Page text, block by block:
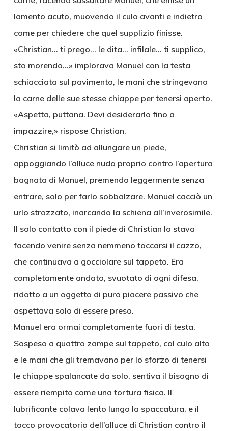
lamento acuto, muovendo il culo avanti e indietro
come per chiedere che quel supplizio finisse.
«Christian… ti prego… le dita… infilale… ti supplico,
sto morendo…» implorava Manuel con la testa
schiacciata sul pavimento, le mani che stringevano
la carne delle sue stesse chiappe per tenersi aperto.
«Aspetta, puttana. Devi desiderarlo fino a
impazzire,» rispose Christian.
Christian si limitò ad allungare un piede,
appoggiando l’alluce nudo proprio contro l’apertura
bagnata di Manuel, premendo leggermente senza
entrare, solo per farlo sobbalzare. Manuel cacciò un
urlo strozzato, inarcando la schiena all’inverosimile.
Il solo contatto con il piede di Christian lo stava
facendo venire senza nemmeno toccarsi il cazzo,
che continuava a gocciolare sul tappeto. Era
completamente andato, svuotato di ogni difesa,
ridotto a un oggetto di puro piacere passivo che
aspettava solo di essere preso.
Manuel era ormai completamente fuori di testa.
Sospeso a quattro zampe sul tappeto, col culo alto
e le mani che gli tremavano per lo sforzo di tenersi
le chiappe spalancate da solo, sentiva il bisogno di
essere riempito come una tortura fisica. Il
lubrificante colava lento lungo la spaccatura, e il
tocco provocatorio dell’alluce di Christian contro il